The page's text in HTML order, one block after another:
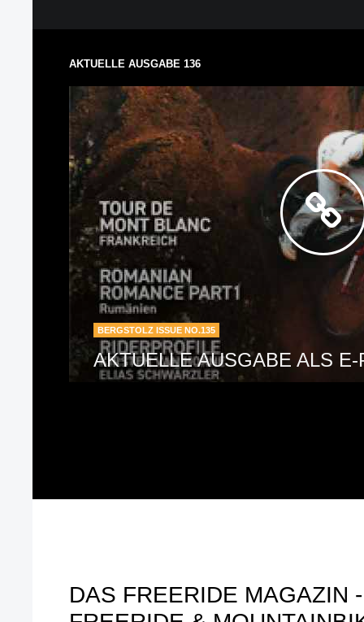
AKTUELLE AUSGABE 136
DAS FREERIDE MAGAZIN